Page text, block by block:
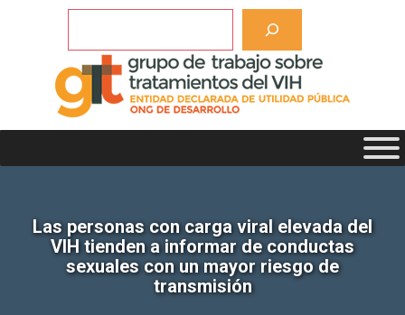
Las personas con carga viral elevada del
VIH tienden a informar de conductas
sexuales con un mayor riesgo de
transmisión